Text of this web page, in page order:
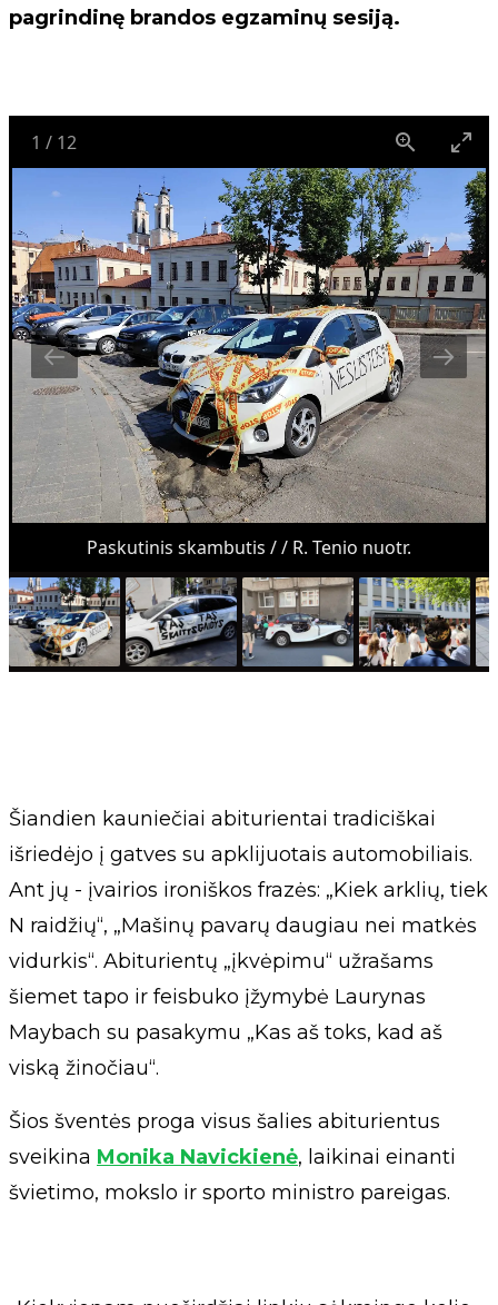
pagrindinę brandos egzaminų sesiją.
1 / 12
Paskutinis skambutis / / R. Tenio nuotr.
Šiandien kauniečiai abiturientai tradiciškai
išriedėjo į gatves su apklijuotais automobiliais.
Ant jų - įvairios ironiškos frazės: „Kiek arklių, tiek
N raidžių“, „Mašinų pavarų daugiau nei matkės
vidurkis“. Abiturientų „įkvėpimu“ užrašams
šiemet tapo ir feisbuko įžymybė Laurynas
Maybach su pasakymu „Kas aš toks, kad aš
viską žinočiau“.
Šios šventės proga visus šalies abiturientus
sveikina Monika Navickienė, laikinai einanti
švietimo, mokslo ir sporto ministro pareigas.